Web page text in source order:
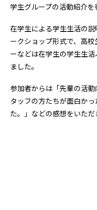
学生グループの活動紹介を
在学生による学生生活の
ークショップ形式で、高
ーなどは在学生の学生生
ました。
参加者からは「先輩の活
タッフの方たちが面白か
た。」などの感想をいただ